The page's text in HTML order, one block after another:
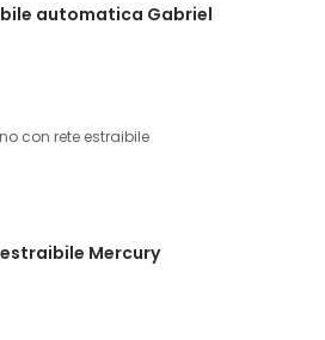
automatica Gabriel
con rete estraibile
Mercury